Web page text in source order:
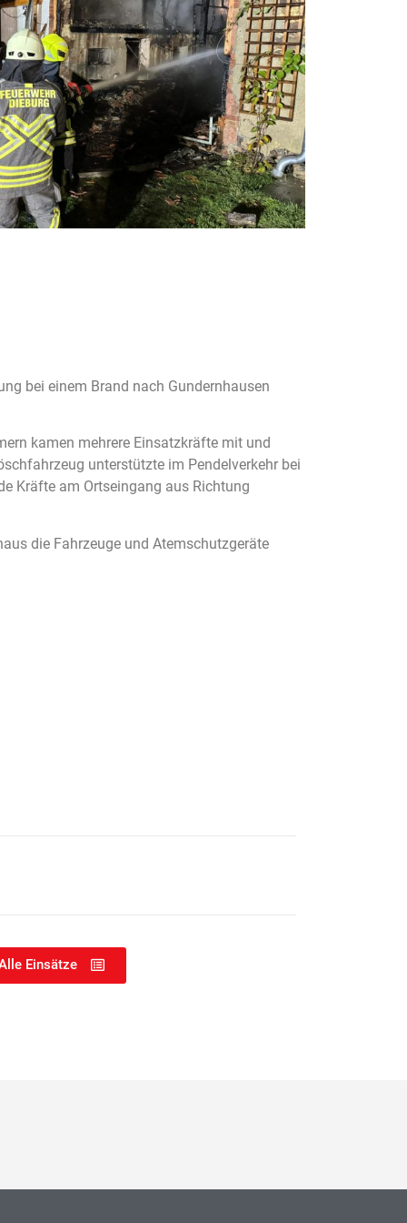
bei einem Brand nach Gundernhausen
kamen mehrere Einsatzkräfte mit und
unterstützte im Pendelverkehr bei
Kräfte am Ortseingang aus Richtung
die Fahrzeuge und Atemschutzgeräte
Einsätze